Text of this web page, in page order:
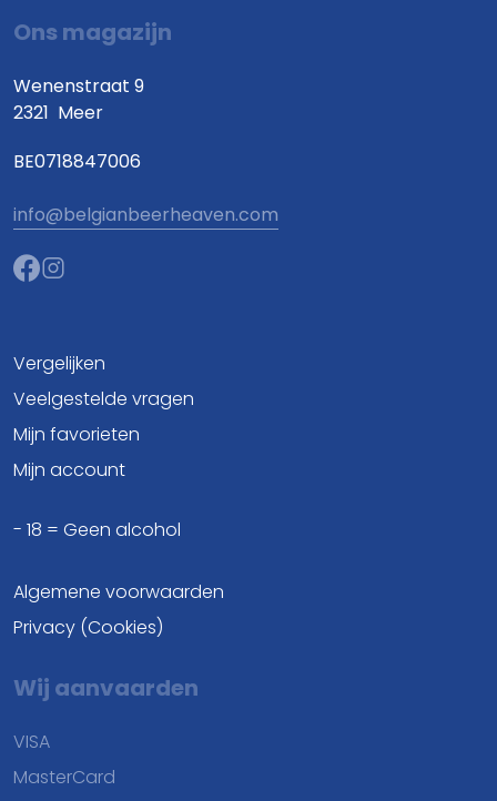
Ons magazijn
Wenenstraat 9
2321 Meer
BE0718847006
info@belgianbeerheaven.com
Vergelijken
Veelgestelde vragen
Mijn favorieten
Mijn account
- 18 = Geen alcohol
Algemene voorwaarden
Privacy (Cookies)
Wij aanvaarden
VISA
MasterCard